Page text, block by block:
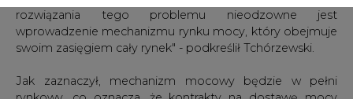
podkreślił. Istotą rynku mocy nie jest także przejmowanie
na państwo całego ryzyka, jakie wiąże się z
prowadzeniem działalności gospodarczej polegającej na
wytwarzaniu energii elektrycznej, a jedynie
minimalizowanie tego ryzyka do poziomu, który pozwala
na podejmowanie racjonalnych decyzji inwestycyjnych -